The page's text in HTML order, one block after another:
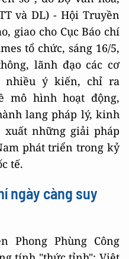
và DL) - Hội Truyền
giao cho Cục Báo chí
tổ chức, sáng 16/5,
lãnh đạo các cơ
nhiều ý kiến, chỉ ra
mô hình hoạt động,
lang pháp lý, kinh
những giải pháp
phát triển trong kỷ
tế.
ngày càng suy
Phong Phùng Công